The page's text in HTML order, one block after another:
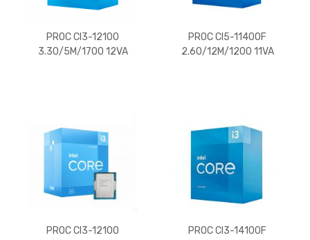
PROC CI3-12100
3.30/5M/1700 12VA
PROC CI5-11400F
2.60/12M/1200 11VA
PROC CI3-12100
PROC CI3-14100F